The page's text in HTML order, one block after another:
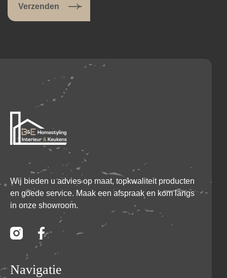
Wij bieden u advies op maat, topkwaliteit producten
en goede service. Maak een afspraak en kom langs
in onze showroom.
Navigatie